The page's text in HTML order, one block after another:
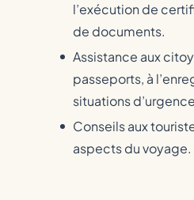
l’exécution de
de documents.
Assistance aux
passeports, à
situations
Conseils aux
aspects du voyage.